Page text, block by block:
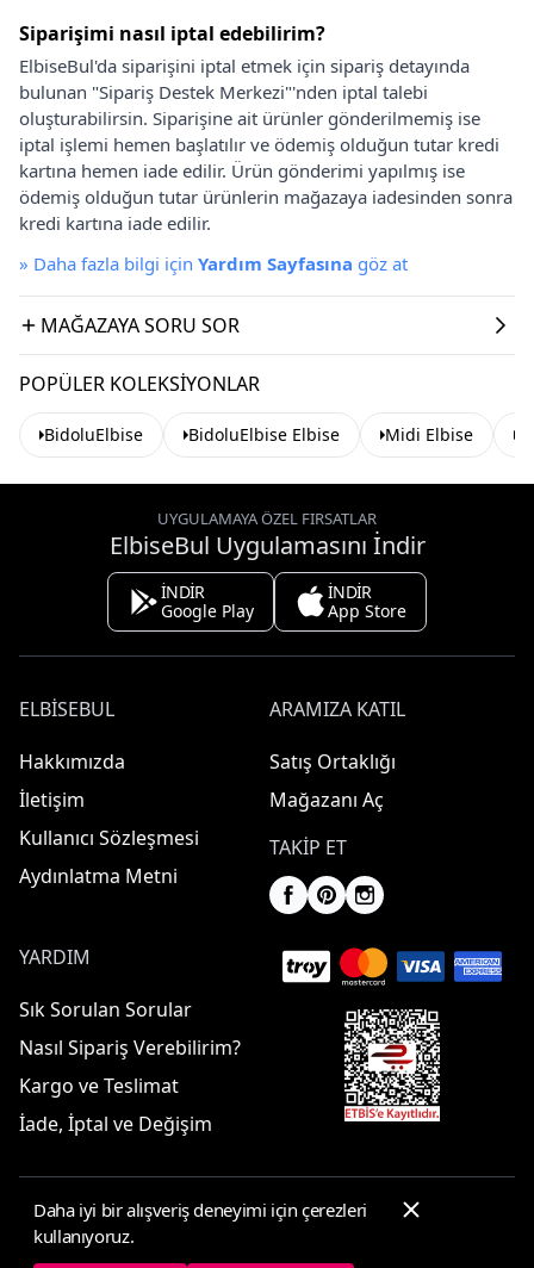
Siparişimi nasıl iptal edebilirim?
ElbiseBul'da siparişini iptal etmek için sipariş detayında
bulunan "Sipariş Destek Merkezi"'nden iptal talebi
oluşturabilirsin. Siparişine ait ürünler gönderilmemiş ise
iptal işlemi hemen başlatılır ve ödemiş olduğun tutar kredi
kartına hemen iade edilir. Ürün gönderimi yapılmış ise
ödemiş olduğun tutar ürünlerin mağazaya iadesinden sonra
kredi kartına iade edilir.
» Daha fazla bilgi için Yardım Sayfasına göz at
MAĞAZAYA SORU SOR
POPÜLER KOLEKSIYONLAR
BidoluElbise BidoluElbise Elbise Midi Elbise
UYGULAMAYA ÖZEL FIRSATLAR
ElbiseBul Uygulamasını İndir
İNDİR
Google Play
İNDİR
App Store
ELBISEBUL
Hakkımızda
İletişim
Kullanıcı Sözleşmesi
Aydınlatma Metni
ARAMIZA KATIL
Satış Ortaklığı
Mağazanı Aç
TAKIP ET
YARDIM
Sık Sorulan Sorular
Nasıl Sipariş Verebilirim?
Kargo ve Teslimat
İade, İptal ve Değişim
© 2025 ElbiseBul -
Daha iyi bir alışveriş deneyimi için çerezleri
kullanıyoruz.